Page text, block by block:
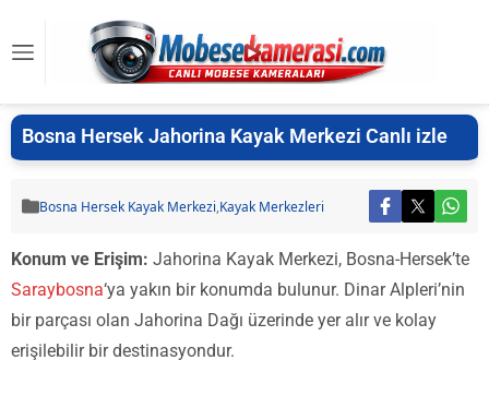
Bosna Hersek Jahorina Kayak Merkezi Canlı izle
Bosna Hersek Kayak Merkezi,Kayak Merkezleri
Konum ve Erişim: Jahorina Kayak Merkezi, Bosna-Hersek’te
Saraybosna‘ya yakın bir konumda bulunur. Dinar Alpleri’nin
bir parçası olan Jahorina Dağı üzerinde yer alır ve kolay
erişilebilir bir destinasyondur.